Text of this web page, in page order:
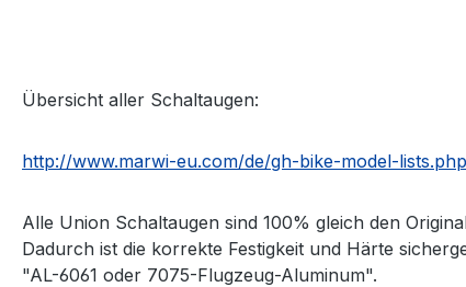
Übersicht aller Schaltaugen:
http://www.marwi-eu.com/de/gh-bike-model-lists.php
Alle Union Schaltaugen sind 100% gleich den
Dadurch ist die korrekte Festigkeit und Härte
"AL-6061 oder 7075-Flugzeug-Aluminum".